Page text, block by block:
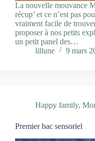
La nouvelle mouvance
récup’ et ce n’est pas
vraiment facile de
proposer à nos petits
un petit panel des…
lillune
9 mars
Happy family,
Premier bac sensoriel